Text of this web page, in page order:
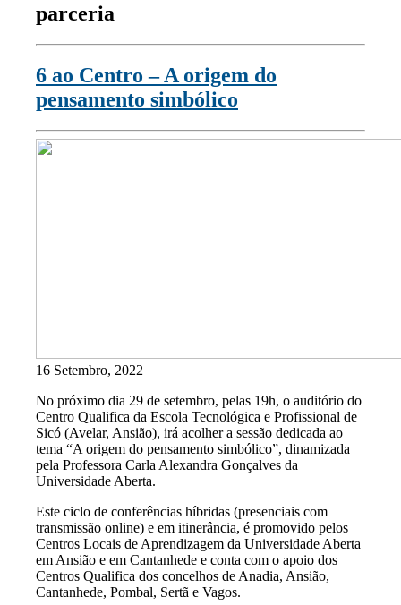
parceria
6 ao Centro – A origem do
pensamento simbólico
16 Setembro, 2022
No próximo dia 29 de setembro, pelas 19h, o auditório do
Centro Qualifica da Escola Tecnológica e Profissional de
Sicó (Avelar, Ansião), irá acolher a sessão dedicada ao
tema “A origem do pensamento simbólico”, dinamizada
pela Professora Carla Alexandra Gonçalves da
Universidade Aberta.
Este ciclo de conferências híbridas (presenciais com
transmissão online) e em itinerância, é promovido pelos
Centros Locais de Aprendizagem da Universidade Aberta
em Ansião e em Cantanhede e conta com o apoio dos
Centros Qualifica dos concelhos de Anadia, Ansião,
Cantanhede, Pombal, Sertã e Vagos.